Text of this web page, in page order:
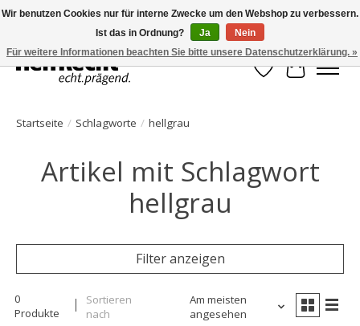
HelfRecht-Planer | Jahresaktualisierungen | Zubehör
Wunschzettel
Ihr
Startseite / Schlagworte / hellgrau
Artikel mit Schlagwort
hellgrau
Filter anzeigen
0
Produkte
Sortieren
nach
Am meisten
angesehen
Wir benutzen Cookies nur für interne Zwecke um den Webshop zu verbessern.
Ist das in Ordnung?
Ja
Nein
Für weitere Informationen beachten Sie bitte unsere Datenschutzerklärung. »